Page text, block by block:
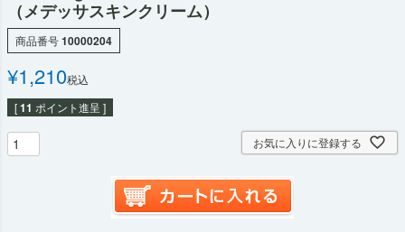
（メデッサスキンクリーム）
商品番号10000204
¥1,210税込
[11 ポイント進呈 ]
お気に入りに登録する